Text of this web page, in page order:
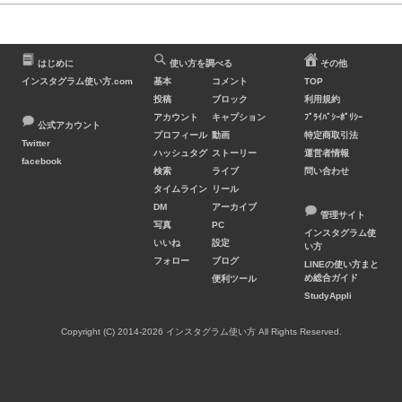
はじめに
インスタグラム使い方.com
公式アカウント
Twitter
facebook
使い方を調べる
基本
投稿
アカウント
プロフィール
ハッシュタグ
検索
タイムライン
DM
写真
いいね
フォロー
コメント
ブロック
キャプション
動画
ストーリー
ライブ
リール
アーカイブ
PC
設定
ブログ
便利ツール
その他
TOP
利用規約
ﾌﾟﾗｲﾊﾞｼｰﾎﾟﾘｼｰ
特定商取引法
運営者情報
問い合わせ
管理サイト
インスタグラム使
い方
LINEの使い方まと
め総合ガイド
StudyAppli
Copyright (C) 2014-2026 インスタグラム使い方 All Rights Reserved.